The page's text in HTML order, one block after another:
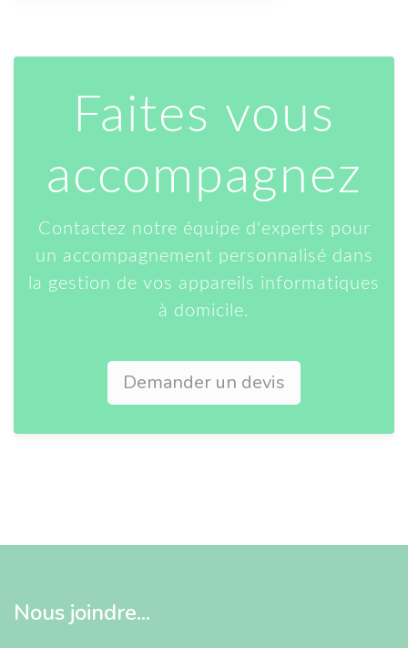
Faites vous
accompagnez
Contactez notre équipe d'experts pour
un accompagnement personnalisé dans
la gestion de vos appareils informatiques
à domicile.
Demander un devis
Nous joindre...